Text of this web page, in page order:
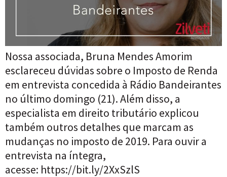
Nossa associada, Bruna Mendes Amorim
esclareceu dúvidas sobre o Imposto de Renda
em entrevista concedida à Rádio Bandeirantes
no último domingo (21). Além disso, a
especialista em direito tributário explicou
também outros detalhes que marcam as
mudanças no imposto de 2019. Para ouvir a
entrevista na íntegra,
acesse: https://bit.ly/2XxSzlS